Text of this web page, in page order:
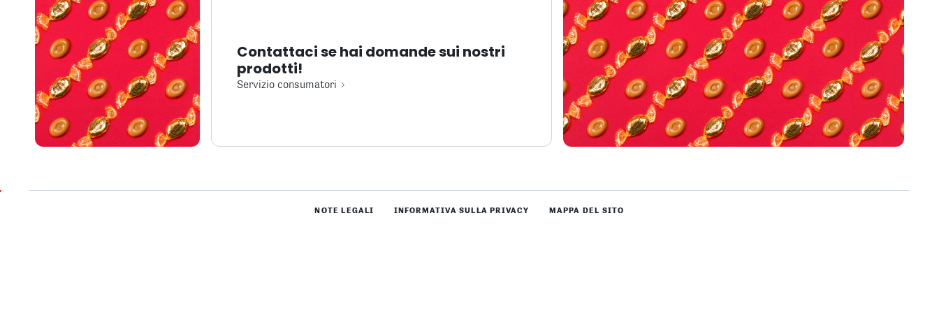
Contattaci se hai domande sui nostri
prodotti!
Servizio consumatori
NOTE LEGALI INFORMATIVA SULLA PRIVACY MAPPA DEL SITO